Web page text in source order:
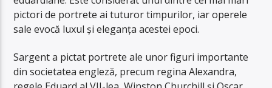
pictori de portrete ai tuturor timpurilor, iar operele
sale evocă luxul și eleganța acestei epoci.
Sargent a pictat portrete ale unor figuri importante
din societatea engleză, precum regina Alexandra,